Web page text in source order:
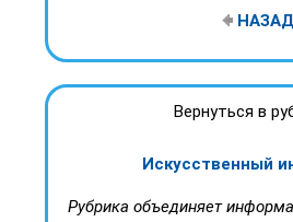
НАЗАД
Вернуться в
Искусственный
Рубрика объединяет